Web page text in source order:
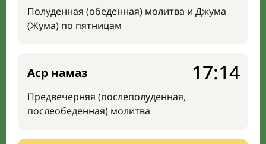
Полуденная (обеденная) молитва и Джума
(Жума) по пятницам
Аср намаз
Предвечерняя (послеполуденная,
послеобеденная) молитва
17:14